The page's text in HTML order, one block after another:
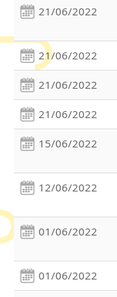
21/06/2022
21/06/2022
21/06/2022
21/06/2022
15/06/2022
12/06/2022
01/06/2022
01/06/2022